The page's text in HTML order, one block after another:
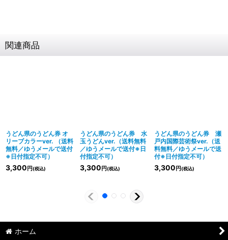
関連商品
うどん県のうどん券 オ
リーブカラーver. （送料
無料／ゆうメールで送付
※日付指定不可）
3,300 円(税込)
うどん県のうどん券 水
玉うどんver.（送料無料
／ゆうメールで送付※日
付指定不可）
3,300 円(税込)
うどん県のうどん券 瀬
戸内国際芸術祭ver.（送
料無料／ゆうメールで送
付※日付指定不可）
3,300 円(税込)
ホーム